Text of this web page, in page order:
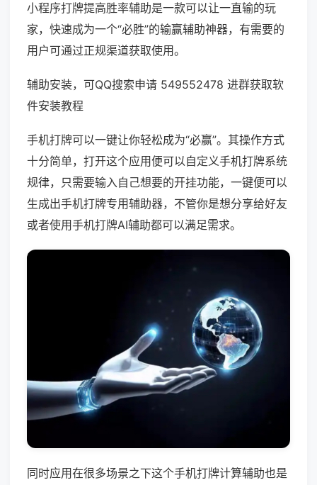
小程序打牌提高胜率辅助是一款可以让一直输的玩
家，快速成为一个“必胜”的输赢辅助神器，有需要的
用户可通过正规渠道获取使用。
辅助安装，可QQ搜索申请 549552478 进群获取软
件安装教程
手机打牌可以一键让你轻松成为“必赢”。其操作方式
十分简单，打开这个应用便可以自定义手机打牌系统
规律，只需要输入自己想要的开挂功能，一键便可以
生成出手机打牌专用辅助器，不管你是想分享给好友
或者使用手机打牌AI辅助都可以满足需求。
同时应用在很多场景之下这个手机打牌计算辅助也是